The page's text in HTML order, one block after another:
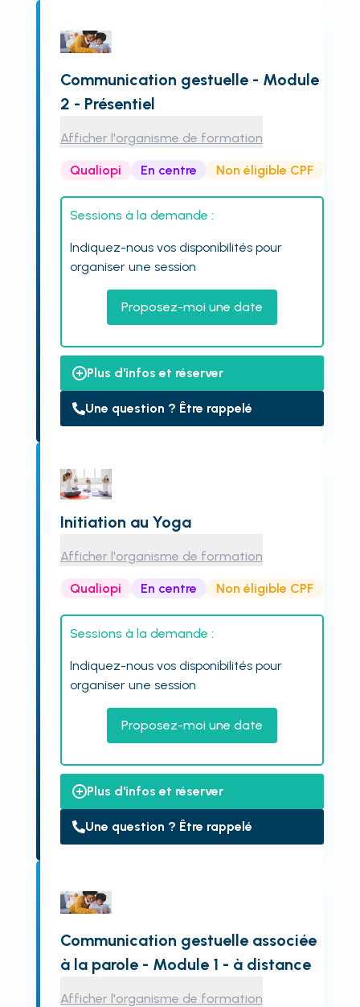
Communication gestuelle - Module
2 - Présentiel
Afficher l'organisme de formation
Qualiopi En centre Non éligible CPF
Sessions à la demande :
Indiquez-nous vos disponibilités pour
organiser une session
Proposez-moi une date
Plus d'infos et réserver
Une question ? Être rappelé
Initiation au Yoga
Afficher l'organisme de formation
Qualiopi En centre Non éligible CPF
Sessions à la demande :
Indiquez-nous vos disponibilités pour
organiser une session
Proposez-moi une date
Plus d'infos et réserver
Une question ? Être rappelé
Communication gestuelle associée
à la parole - Module 1 - à distance
Afficher l'organisme de formation